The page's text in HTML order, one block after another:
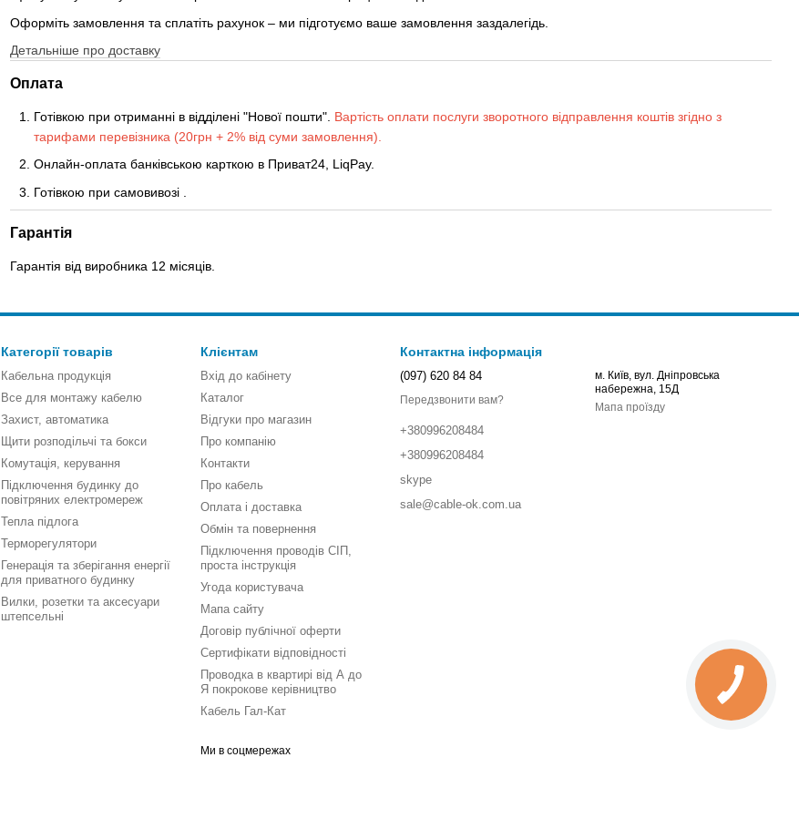
Оформіть замовлення та сплатіть рахунок – ми підготуємо ваше замовлення заздалегідь.
Детальніше про доставку
Оплата
Готівкою при отриманні в відділені "Нової пошти". Вартість оплати послуги зворотного відправлення коштів згідно з
тарифами перевізника (20грн + 2% від суми замовлення).
Онлайн-оплата банківською карткою в Приват24, LiqPay.
Готівкою при самовивозі
Гарантія
Гарантія від виробника 12 місяців.
Категорії товарів
Кабельна продукція
Все для монтажу кабелю
Захист, автоматика
Щити розподільчі та бокси
Комутація, керування
Підключення будинку до
повітряних електромереж
Тепла підлога
Терморегулятори
Генерація та зберігання енергії
для приватного будинку
Вилки, розетки та аксесуари
штепсельні
Клієнтам
Вхід до кабінету
Каталог
Відгуки про магазин
Про компанію
Контакти
Про кабель
Оплата і доставка
Обмін та повернення
Підключення проводів СІП,
проста інструкція
Угода користувача
Мапа сайту
Договір публічної оферти
Сертифікати відповідності
Проводка в квартирі від А до
Я покрокове керівництво
Кабель Гал-Кат
Ми в соцмережах
Контактна інформація
(097) 620 84 84
Передзвонити вам?
+380996208484
+380996208484
skype
sale@cable-ok.com.ua
м. Київ, вул. Дніпровська
набережна, 15Д
Мапа проїзду